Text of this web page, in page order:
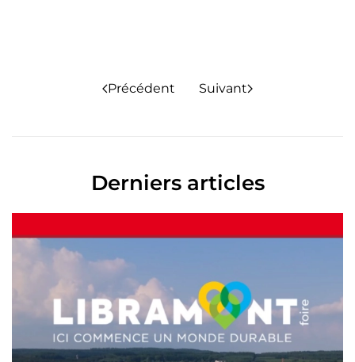
Précédent Suivant
Derniers articles